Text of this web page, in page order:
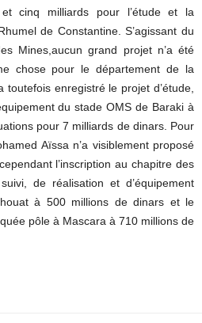
cinq milliards pour l’étude et la
de Constantine. S’agissant du
Mines,aucun grand projet n’a été
chose pour le département de la
enregistré le projet d’étude,
du stade OMS de Baraki à
pour 7 milliards de dinars. Pour
Aïssa n’a visiblement proposé
l’inscription au chapitre des
de réalisation et d’équipement
à 500 millions de dinars et le
pôle à Mascara à 710 millions de